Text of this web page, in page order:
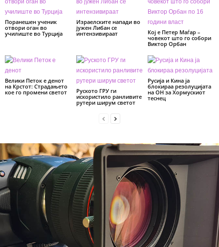
Поранешен ученик
отвори оган во
училиште во Турција
Израелските напади во
јужен Либан се
интензивираат
Кој е Петер Маѓар –
човекот што го собори
Виктор Орбан
Велики Петок е денот
на Крстот: Страдањето
кое го промени светот
Руското ГРУ ги
искористило ранливите
рутери ширум светот
Русија и Кина ја
блокираа резолуцијата
на ОН за Хормускиот
теснец